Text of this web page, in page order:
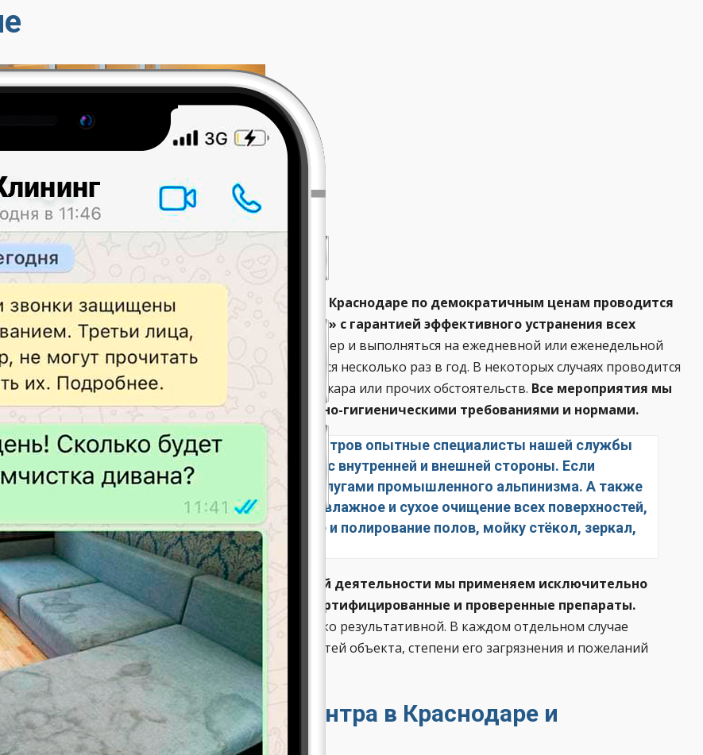
и качественная уборка бизнес-центров в Краснодаре по демократичным ценам проводится
клининговой компании
«Люкс-Клининг» с гарантией эффективного устранения всех
Процедура может носить регулярный характер и выполняться на ежедневной или еженедельной
также она может быть генеральной и выполняться несколько раз в год. В некоторых случаях проводится
объектов после совершения ремонтных работ, пожара или прочих обстоятельств. Все мероприятия мы
в соответствии с установленными санитарно-гигиеническими требованиями и нормами.
выполнении качественной уборки бизнес-центров опытные специалисты нашей службы
Клининг» проводят надёжную мойку окон с внутренней и внешней стороны. Если
то у нас можно воспользоваться услугами промышленного альпинизма. А также
профессиональных клинеров проводит влажное и сухое очищение всех поверхностей,
ковролина, обивки мягкой мебели, мытьё и полирование полов, мойку стёкол, зеркал,
и прочих поверхностей.
качественных и безопасных услуг в своей деятельности мы применяем исключительно
оборудование европейского качества, сертифицированные и проверенные препараты.
этому обработка получается безопасной и высоко результативной. В каждом отдельном случае
план воздействия с учётом всех особенностей объекта, степени его загрязнения и пожеланий
стоит уборка бизнес-центра в Краснодаре и
крае